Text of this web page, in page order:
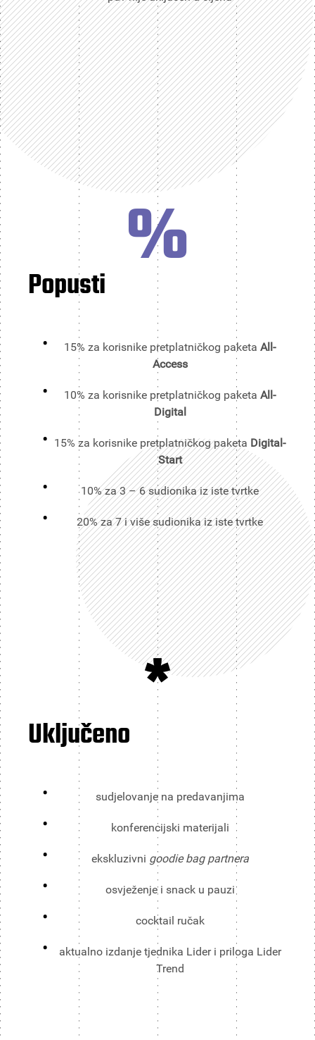
%
Popusti
15% za korisnike pretplatničkog paketa All-
Access
10% za korisnike pretplatničkog paketa All-
Digital
15% za korisnike pretplatničkog paketa Digital-
Start
10% za 3 – 6 sudionika iz iste tvrtke
20% za 7 i više sudionika iz iste tvrtke
*
Uključeno
sudjelovanje na predavanjima
konferencijski materijali
ekskluzivni goodie bag partnera
osvježenje i snack u pauzi
cocktail ručak
aktualno izdanje tjednika Lider i priloga Lider
Trend